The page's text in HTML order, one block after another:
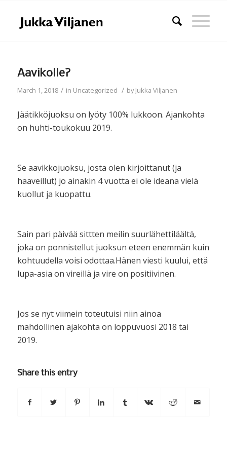
Aavikolle?
March 1, 2018 / in Uncategorized / byJukka Viljanen
Jäätikköjuoksu on lyöty 100% lukkoon. Ajankohta
on huhti-toukokuu 2019.
Se aavikkojuoksu, josta olen kirjoittanut (ja
haaveillut) jo ainakin 4 vuotta ei ole ideana vielä
kuollut ja kuopattu.
Sain pari päivää sittten meilin suurlähettiläältä,
joka on ponnistellut juoksun eteen enemmän kuin
kohtuudella voisi odottaa.Hänen viesti kuului, että
lupa-asia on vireillä ja vire on positiivinen.
Jos se nyt viimein toteutuisi niin ainoa
mahdollinen ajakohta on loppuvuosi 2018 tai
2019.
Share this entry